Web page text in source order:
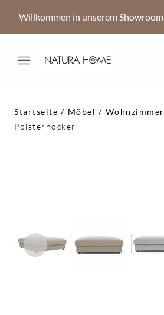
Willkommen in unserem Showroom
Startseite Möbel Wohnzimmer
Polsterhocker